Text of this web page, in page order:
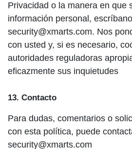
Privacidad o la manera en que
información personal,
security@xmarts.com. Nos
con usted y, si es necesario,
autoridades reguladoras
eficazmente sus inquietudes
13. Contacto
Para dudas, comentarios o
con esta política, puede
security@xmarts.com